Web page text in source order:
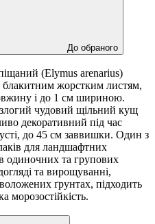
До обраного
(Elymus arenarius)
жорстким листям,
і до 1 см шириною.
чудовий щільний кущ
декоративний під час
до 45 см заввишки. Один з
для ландшафтних
одиночних та групових
та вирощуванні,
ґрунтах, підходить
морозостійкість.